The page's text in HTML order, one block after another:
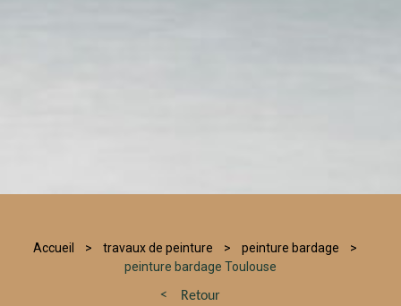
Accueil travaux de peinture
peinture bardage
peinture bardage Toulouse
Retour